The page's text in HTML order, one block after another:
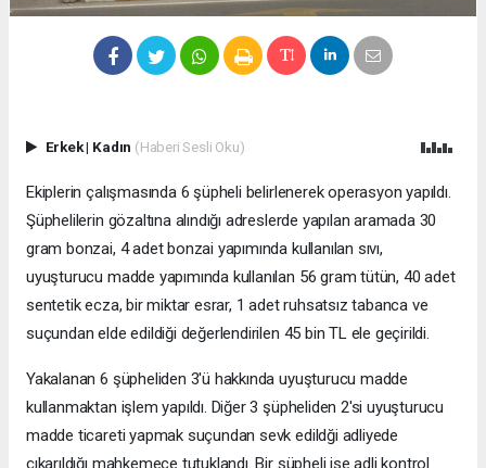
Erkek| Kadın (Haberi Sesli Oku)
Ekiplerin çalışmasında 6 şüpheli belirlenerek operasyon yapıldı.
Şüphelilerin gözaltına alındığı adreslerde yapılan aramada 30
gram bonzai, 4 adet bonzai yapımında kullanılan sıvı,
uyuşturucu madde yapımında kullanılan 56 gram tütün, 40 adet
sentetik ecza, bir miktar esrar, 1 adet ruhsatsız tabanca ve
suçundan elde edildiği değerlendirilen 45 bin TL ele geçirildi.
Yakalanan 6 şüpheliden 3'ü hakkında uyuşturucu madde
kullanmaktan işlem yapıldı. Diğer 3 şüpheliden 2'si uyuşturucu
madde ticareti yapmak suçundan sevk edildği adliyede
çıkarıldığı mahkemece tutuklandı. Bir şüpheli ise adli kontrol